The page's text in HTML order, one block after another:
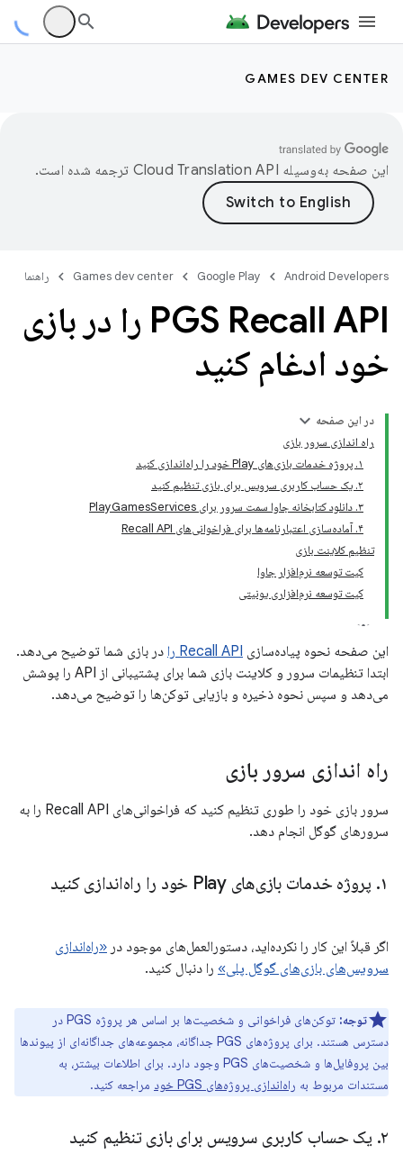
GAMES DEV CENTER
این صفحه به‌وسیله ترجمه شده است.
Android Developers
Google Play
Games dev center راهنما
PGS Recall API را در بازی
خود ادغام کنید
در این صفحه
راه اندازی سرور بازی
۱. پروژه خدمات بازی‌های Play خود را راه‌اندازی کنید
۲. یک حساب کاربری سرویس برای بازی تنظیم کنید
۳. دانلود کتابخانه جاوا سمت سرور برای PlayGamesServices
۴. آماده‌سازی اعتبارنامه‌ها برای فراخوانی‌های Recall API
تنظیم کلاینت بازی
کیت توسعه نرم‌افزار جاوا
کیت توسعه نرم‌افزاری یونیتی
این صفحه نحوه پیاده‌سازی Recall API را
در بازی شما توضیح می‌دهد.
ابتدا تنظیمات سرور و کلاینت بازی شما برای پشتیبانی از API را پوشش
می‌دهد و سپس نحوه ذخیره و بازیابی توکن‌ها را توضیح می‌دهد.
راه اندازی سرور بازی
سرور بازی خود را طوری تنظیم کنید که فراخوانی‌های Recall API را به
سرورهای گوگل انجام دهد.
۱. پروژه خدمات بازی‌های Play خود را راه‌اندازی کنید
اگر قبلاً این کار را نکرده‌اید، دستورالعمل‌های موجود در «راه‌اندازی
سرویس‌های بازی‌های گوگل پلی» را دنبال کنید.
توجه:
توکن‌های فراخوانی و شخصیت‌ها بر اساس هر پروژه PGS در
دسترس هستند. برای پروژه‌های PGS جداگانه، مجموعه‌های جداگانه‌ای از پیوندها
بین پروفایل‌ها و شخصیت‌های PGS وجود دارد. برای اطلاعات بیشتر، به
مستندات مربوط به راه‌اندازی پروژه‌های PGS خود مراجعه کنید.
۲. یک حساب کاربری سرویس برای بازی تنظیم کنید